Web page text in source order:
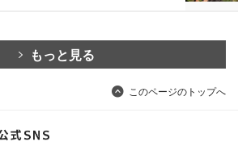
もっと見る
このページのトップへ